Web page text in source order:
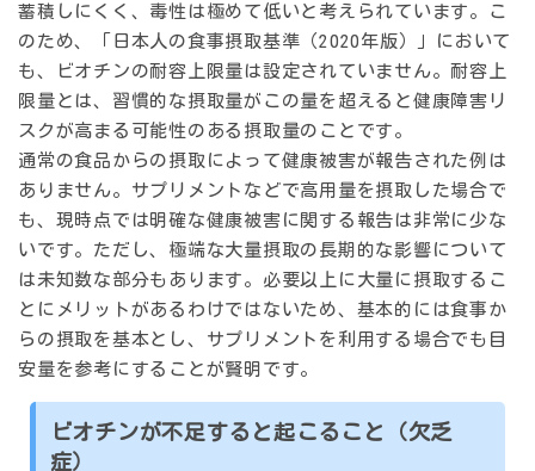
蓄積しにくく、毒性は極めて低いと考えられています。こ
のため、「日本人の食事摂取基準（2020年版）」において
も、
ビオチンの耐容上限量は設定されていません。耐容上
限量とは、習慣的な摂取量がこの量を超えると健康障害リ
スクが高まる可能性のある摂取量のことです。
通常の食品からの摂取によって健康被害が報告された例は
ありません。サプリメントなどで高用量を摂取した場合で
も、現時点では明確な健康被害に関する報告は非常に少な
いです。ただし、極端な大量摂取の長期的な影響について
は未知数な部分もあります。必要以上に大量に摂取するこ
とにメリットがあるわけではないため、基本的には食事か
らの摂取を基本とし、サプリメントを利用する場合でも目
安量を参考にすることが賢明です。
ビオチンが不足すると起こること（欠乏
症）